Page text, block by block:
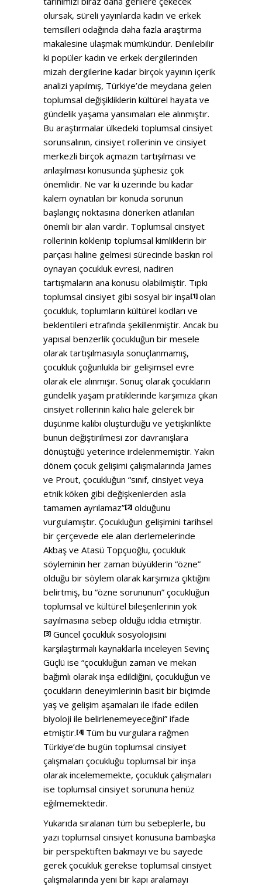
olursak, süreli yayınlarda kadın ve erkek
temsilleri odağında daha fazla araştırma
makalesine ulaşmak mümkündür. Denilebilir
ki popüler kadın ve erkek dergilerinden
mizah dergilerine kadar birçok yayının içerik
analizi yapılmış, Türkiye’de meydana gelen
toplumsal değişikliklerin kültürel hayata ve
gündelik yaşama yansımaları ele alınmıştır.
Bu araştırmalar ülkedeki toplumsal cinsiyet
sorunsalının, cinsiyet rollerinin ve cinsiyet
merkezli birçok açmazın tartışılması ve
anlaşılması konusunda şüphesiz çok
önemlidir. Ne var ki üzerinde bu kadar
kalem oynatılan bir konuda sorunun
başlangıç noktasına dönerken atlanılan
önemli bir alan vardır. Toplumsal cinsiyet
rollerinin köklenip toplumsal kimliklerin bir
parçası haline gelmesi sürecinde baskın rol
oynayan çocukluk evresi, nadiren
tartışmaların ana konusu olabilmiştir. Tıpkı
toplumsal cinsiyet gibi sosyal bir inşa[1] olan
çocukluk, toplumların kültürel kodları ve
beklentileri etrafında şekillenmiştir. Ancak bu
yapısal benzerlik çocukluğun bir mesele
olarak tartışılmasıyla sonuçlanmamış,
çocukluk çoğunlukla bir gelişimsel evre
olarak ele alınmışır. Sonuç olarak çocukların
gündelik yaşam pratiklerinde karşımıza çıkan
cinsiyet rollerinin kalıcı hale gelerek bir
düşünme kalıbı oluşturduğu ve yetişkinlikte
bunun değiştirilmesi zor davranışlara
dönüştüğü yeterince irdelenmemiştir. Yakın
dönem çocuk gelişimi çalışmalarında James
ve Prout, çocukluğun “sınıf, cinsiyet veya
etnik köken gibi değişkenlerden asla
tamamen ayrılamaz”[2] olduğunu
vurgulamıştır. Çocukluğun gelişimini tarihsel
bir çerçevede ele alan derlemelerinde
Akbaş ve Atasü Topçuoğlu, çocukluk
söyleminin her zaman büyüklerin “özne”
olduğu bir söylem olarak karşımıza çıktığını
belirtmiş, bu “özne sorununun” çocukluğun
toplumsal ve kültürel bileşenlerinin yok
sayılmasına sebep olduğu iddia etmiştir.
[3] Güncel çocukluk sosyolojisini
karşılaştırmalı kaynaklarla inceleyen Sevinç
Güçlü ise “çocukluğun zaman ve mekan
bağımlı olarak inşa edildiğini, çocukluğun ve
çocukların deneyimlerinin basit bir biçimde
yaş ve gelişim aşamaları ile ifade edilen
biyoloji ile belirlenemeyeceğini” ifade
etmiştir.[4] Tüm bu vurgulara rağmen
Türkiye’de bugün toplumsal cinsiyet
çalışmaları çocukluğu toplumsal bir inşa
olarak incelememekte, çocukluk çalışmaları
ise toplumsal cinsiyet sorununa henüz
eğilmemektedir.
Yukarıda sıralanan tüm bu sebeplerle, bu
yazı toplumsal cinsiyet konusuna bambaşka
bir perspektiften bakmayı ve bu sayede
gerek çocukluk gerekse toplumsal cinsiyet
çalışmalarında yeni bir kapı aralamayı